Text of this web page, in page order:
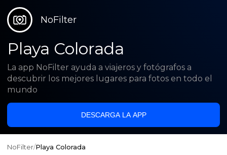
NoFilter
Playa Colorada
La app NoFilter ayuda a viajeros y fotógrafos a
descubrir los mejores lugares para fotos en todo el
mundo
DESCARGA LA APP
NoFilter/Playa Colorada